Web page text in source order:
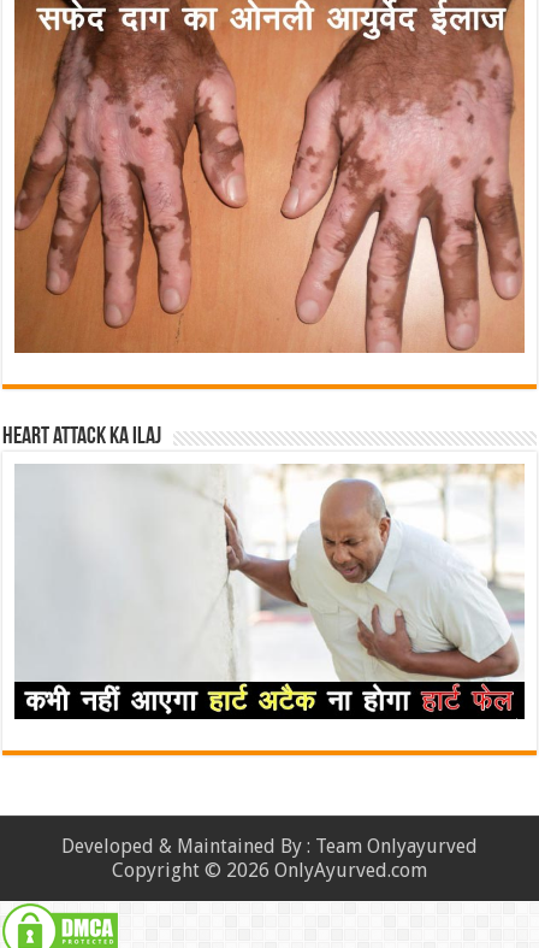
Heart attack ka ilaj
Developed & Maintained By : Team Onlyayurved
Copyright © 2026 OnlyAyurved.com